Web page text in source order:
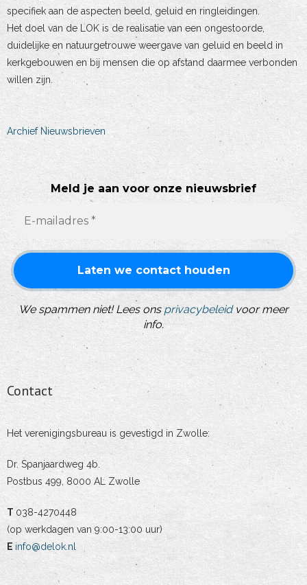
specifiek aan de aspecten beeld, geluid en ringleidingen.
Het doel van de LOK is de realisatie van een ongestoorde,
duidelijke en natuurgetrouwe weergave van geluid en beeld in
kerkgebouwen en bij mensen die op afstand daarmee verbonden
willen zijn.
Archief Nieuwsbrieven
Meld je aan voor onze nieuwsbrief
We spammen niet! Lees ons privacybeleidvoor meer
info.
Contact
Het verenigingsbureau is gevestigd in Zwolle:
Dr. Spanjaardweg 4b.
Postbus 499, 8000 AL Zwolle
T 038-4270448
(op werkdagen van 9:00-13:00 uur)
E info@delok.nl